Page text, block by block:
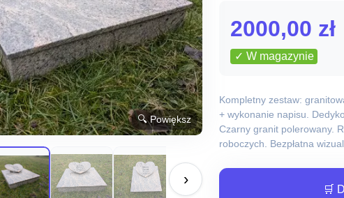
🔍 Powiększ
›
2000,00 zł
✓ W magazynie
Kompletny zestaw:
+ wykonanie napisu.
Czarny granit polerowany.
roboczych. Bezpłatna
🛒